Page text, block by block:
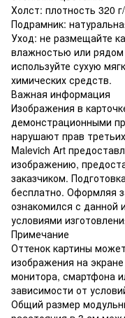
Холст: плотность 320
Подрамник:
Уход: не размещайте
влажностью или
используйте сухую
химических средств.
Важная информация
Изображения в
демонстрационными
нарушают прав
Malevich Art
изображению,
заказчиком.
бесплатно. Оформляя
ознакомился с данной
условиями
Примечание
Оттенок картины
изображения на
монитора, смартфона
зависимости от
Общий размер